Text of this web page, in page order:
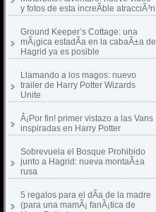
y fotos de esta increÃ­ble atracciÃ³n
Ground Keeper’s Cottage: una
mÃ¡gica estadÃ­a en la cabaÃ±a de
Hagrid ya es posible
Llamando a los magos: nuevo
trailer de Harry Potter Wizards
Unite
Â¡Por fin! primer vistazo a las Vans
inspiradas en Harry Potter
Sobrevuela el Bosque Prohibido
junto a Hagrid: nueva montaÃ±a
rusa
5 regalos para el dÃ­a de la madre
(para una mamÃ¡ fanÃ¡tica de